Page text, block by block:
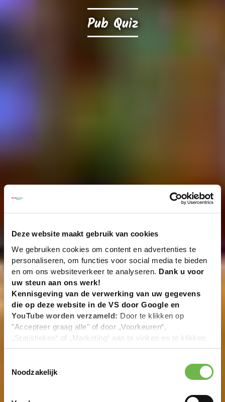
Deze website maakt gebruik van cookies
We gebruiken cookies om content en advertenties te
personaliseren, om functies voor social media te bieden
en om ons websiteverkeer te analyseren. Dank u voor
uw steun aan ons werk!
Kennisgeving van de verwerking van uw gegevens
die op deze website in de VS door Google en
YouTube worden verzameld: Door te klikken op
"Accepteer graag alle" of door „Voorkeuren“,
„Statistieken“ of „Marketing“ aan te vinken en te klikken
op "Selectie handmatig instellen", stemt u er ook mee in
overeenstemming met Art. 49 (1) zin 1 lit. a DSGVO. De
VS zijn door het Europees Hof van Justitie beoordeeld
Noodzakelijk
Pub Quiz